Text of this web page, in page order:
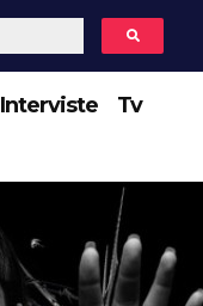
Interviste Tv